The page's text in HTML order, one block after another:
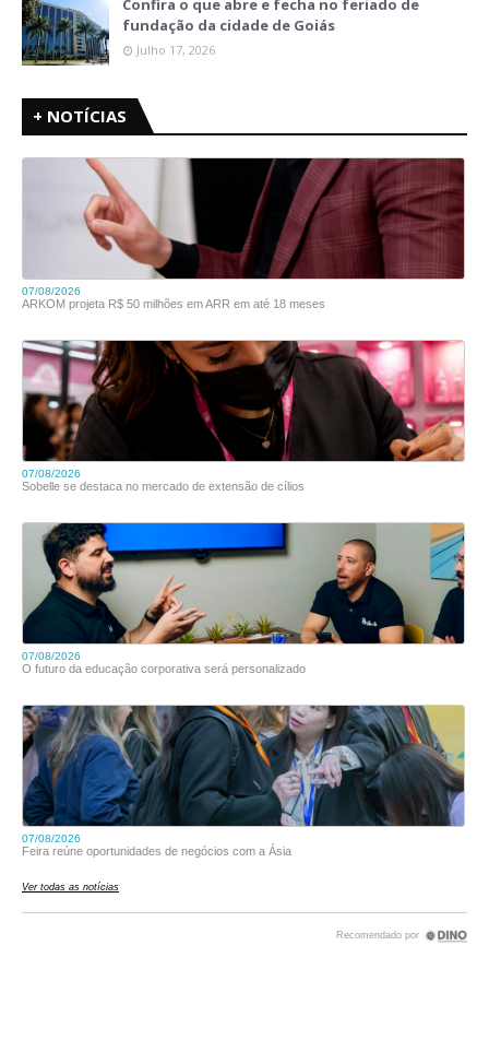
Confira o que abre e fecha no feriado de
fundação da cidade de Goiás
Julho 17, 2026
+ NOTÍCIAS